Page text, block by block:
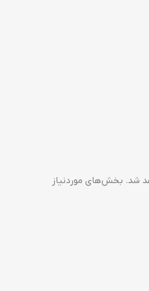
شد. بخش‌های موردنیاز